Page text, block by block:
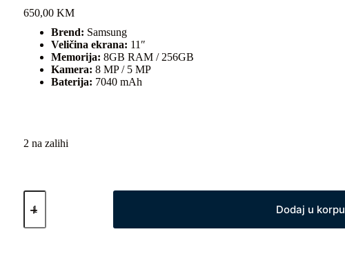
650,00 KM
Brend: Samsung
Veličina ekrana: 11″
Memorija: 8GB RAM / 256GB
Kamera: 8 MP / 5 MP
Baterija: 7040 mAh
2 na zalihi
Samsung
X230
Tab
Dodaj u korpu